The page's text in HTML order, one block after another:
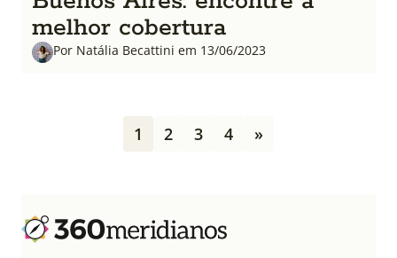
melhor cobertura
Por Natália Becattini em 13/06/2023
a
ç
1 2 3 4 »